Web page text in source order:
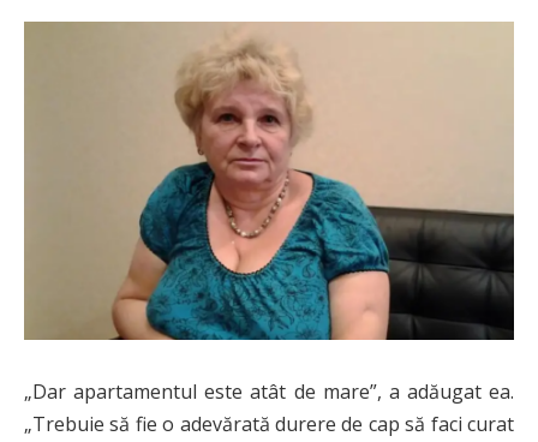
„Dar apartamentul este atât de mare”, a adăugat ea.
„Trebuie să fie o adevărată durere de cap să faci curat